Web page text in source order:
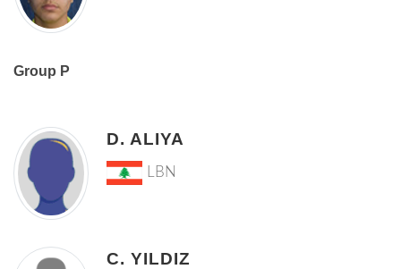
Group P
D. ALIYA
LBN
C. YILDIZ